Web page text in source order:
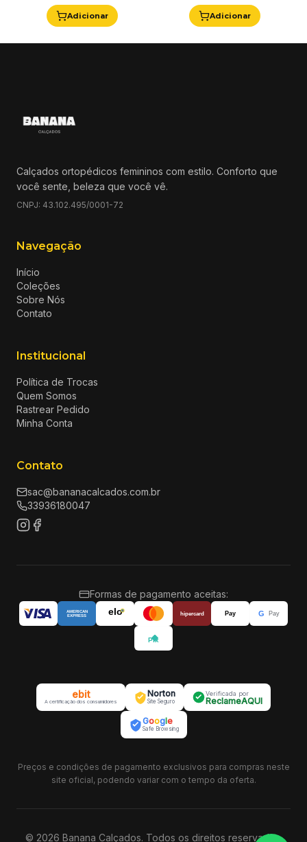
Adicionar Adicionar
Calçados ortopédicos femininos com estilo. Conforto que
você sente, beleza que você vê.
CNPJ: 43.102.495/0001-72
Navegação
Início
Coleções
Sobre Nós
Contato
Institucional
Política de Trocas
Quem Somos
Rastrear Pedido
Minha Conta
Contato
sac@bananacalcados.com.br
33936180047
Formas de pagamento aceitas:
AMERICAN
EXPRESS
elo hipercard Pay G Pay
Pix
ebit
A certificação dos consumidores
Norton
Site Seguro
Verificada por
ReclameAQUI
Google
Safe Browsing
Preços e condições de pagamento exclusivos para compras neste
site oficial, podendo variar com o tempo da oferta.
© 2026 Banana Calçados. Todos os direitos reservados.